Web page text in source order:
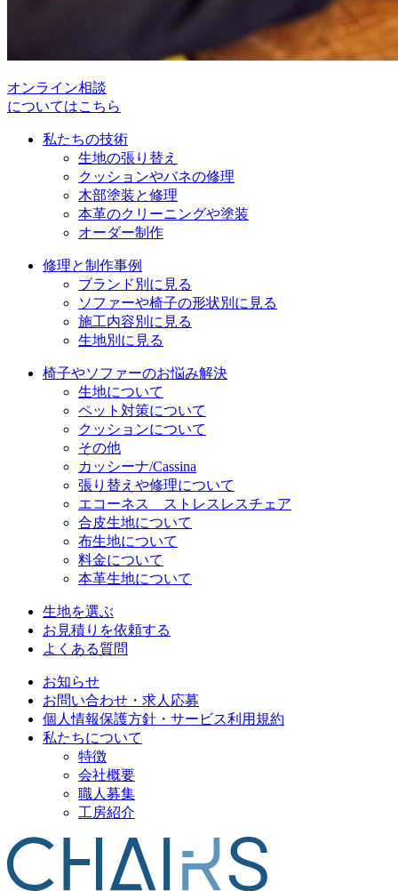
オンライン相談
についてはこちら
私たちの技術
生地の張り替え
クッションやバネの修理
木部塗装と修理
本革のクリーニングや塗装
オーダー制作
修理と制作事例
ブランド別に見る
ソファーや椅子の形状別に見る
施工内容別に見る
生地別に見る
椅子やソファーのお悩み解決
生地について
ペット対策について
クッションについて
その他
カッシーナ/Cassina
張り替えや修理について
エコーネス ストレスレスチェア
合皮生地について
布生地について
料金について
本革生地について
生地を選ぶ
お見積りを依頼する
よくある質問
お知らせ
お問い合わせ・求人応募
個人情報保護方針・サービス利用規約
私たちについて
特徴
会社概要
職人募集
工房紹介